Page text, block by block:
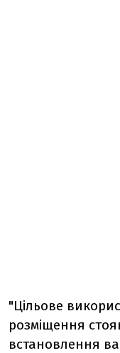
"Цільове
розміщення
встановлення